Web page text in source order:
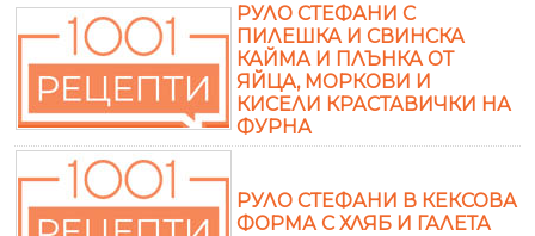
РУЛО СТЕФАНИ С
ПИЛЕШКА И СВИНСКА
КАЙМА И ПЛЪНКА ОТ
ЯЙЦА, МОРКОВИ И
КИСЕЛИ КРАСТАВИЧКИ НА
ФУРНА
РУЛО СТЕФАНИ В КЕКСОВА
ФОРМА С ХЛЯБ И ГАЛЕТА